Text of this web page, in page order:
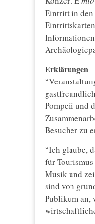
Eintritt in den
Erklärungen
Pompeii und
Besucher zu
“Ich glaube,
für
Musik und
sind von
Publikum an,